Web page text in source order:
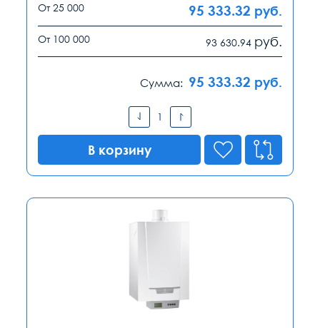
От 25 000 95 333.32 руб.
От 100 000 93 630.94 руб.
Сумма: 95 333.32 руб.
В корзину